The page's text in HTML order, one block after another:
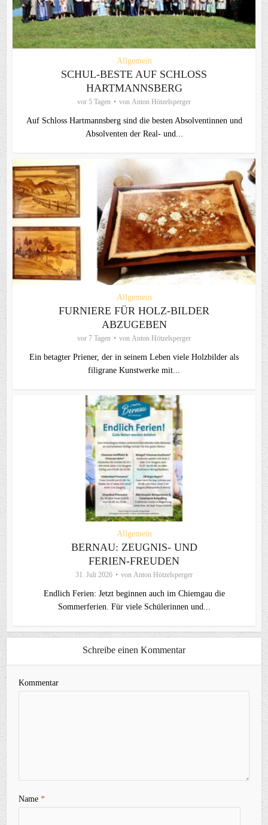
Allgemein
SCHUL-BESTE AUF SCHLOSS
HARTMANNSBERG
vor 5 Tagen von Anton Hötzelsperger
Auf Schloss Hartmannsberg sind die besten Absolventinnen und
Absolventen der Real- und...
Allgemein
FURNIERE FÜR HOLZ-BILDER
ABZUGEBEN
vor 7 Tagen von Anton Hötzelsperger
Ein betagter Priener, der in seinem Leben viele Holzbilder als
filigrane Kunstwerke mit...
Allgemein
BERNAU: ZEUGNIS- UND
FERIEN-FREUDEN
31. Juli 2026 von Anton Hötzelsperger
Endlich Ferien: Jetzt beginnen auch im Chiemgau die
Sommerferien. Für viele Schülerinnen und...
Schreibe einen Kommentar
Kommentar
Name*